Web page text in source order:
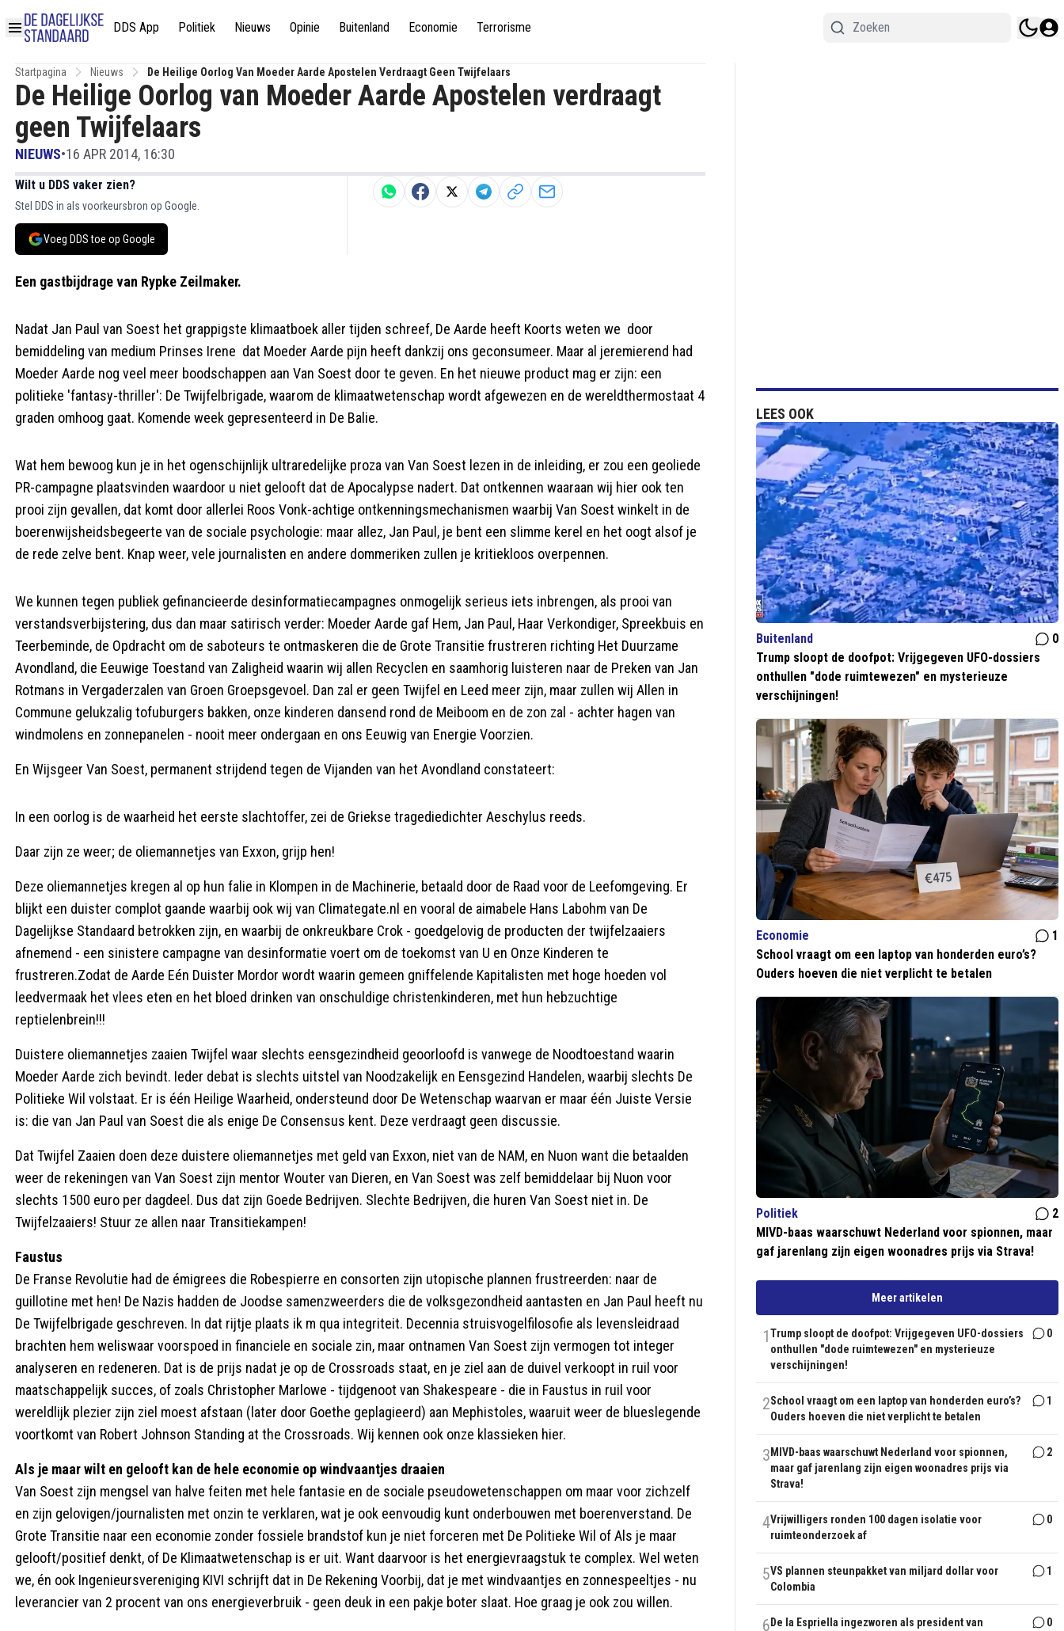
DDS App Politiek Nieuws Opinie Buitenland Economie Terrorisme
Startpagina Nieuws De Heilige Oorlog Van Moeder Aarde Apostelen Verdraagt Geen Twijfelaars
De Heilige Oorlog van Moeder Aarde Apostelen verdraagt
geen Twijfelaars
NIEUWS•16 APR 2014, 16:30
Wilt u DDS vaker zien?
Stel DDS in als voorkeursbron op Google.
Voeg DDS toe op Google
Een gastbijdrage van Rypke Zeilmaker.
Nadat Jan Paul van Soest het grappigste klimaatboek aller tijden schreef, De Aarde heeft Koorts weten we  door
bemiddeling van medium Prinses Irene  dat Moeder Aarde pijn heeft dankzij ons geconsumeer. Maar al jeremierend had
Moeder Aarde nog veel meer boodschappen aan Van Soest door te geven. En het nieuwe product mag er zijn: een
politieke 'fantasy-thriller': De Twijfelbrigade, waarom de klimaatwetenschap wordt afgewezen en de wereldthermostaat 4
graden omhoog gaat. Komende week gepresenteerd in De Balie.
Wat hem bewoog kun je in het ogenschijnlijk ultraredelijke proza van Van Soest lezen in de inleiding, er zou een geoliede
PR-campagne plaatsvinden waardoor u niet gelooft dat de Apocalypse nadert. Dat ontkennen waaraan wij hier ook ten
prooi zijn gevallen, dat komt door allerlei Roos Vonk-achtige ontkenningsmechanismen waarbij Van Soest winkelt in de
boerenwijsheidsbegeerte van de sociale psychologie: maar allez, Jan Paul, je bent een slimme kerel en het oogt alsof je
de rede zelve bent. Knap weer, vele journalisten en andere dommeriken zullen je kritiekloos overpennen.
We kunnen tegen publiek gefinancieerde desinformatiecampagnes onmogelijk serieus iets inbrengen, als prooi van
verstandsverbijstering, dus dan maar satirisch verder: Moeder Aarde gaf Hem, Jan Paul, Haar Verkondiger, Spreekbuis en
Teerbeminde, de Opdracht om de saboteurs te ontmaskeren die de Grote Transitie frustreren richting Het Duurzame
Avondland, die Eeuwige Toestand van Zaligheid waarin wij allen Recyclen en saamhorig luisteren naar de Preken van Jan
Rotmans in Vergaderzalen van Groen Groepsgevoel. Dan zal er geen Twijfel en Leed meer zijn, maar zullen wij Allen in
Commune gelukzalig tofuburgers bakken, onze kinderen dansend rond de Meiboom en de zon zal - achter hagen van
windmolens en zonnepanelen - nooit meer ondergaan en ons Eeuwig van Energie Voorzien.
En Wijsgeer Van Soest, permanent strijdend tegen de Vijanden van het Avondland constateert:
In een oorlog is de waarheid het eerste slachtoffer, zei de Griekse tragediedichter Aeschylus reeds.
Daar zijn ze weer; de oliemannetjes van Exxon, grijp hen!
Deze oliemannetjes kregen al op hun falie in Klompen in de Machinerie, betaald door de Raad voor de Leefomgeving. Er
blijkt een duister complot gaande waarbij ook wij van Climategate.nl en vooral de aimabele Hans Labohm van De
Dagelijkse Standaard betrokken zijn, en waarbij de onkreukbare Crok - goedgelovig de producten der twijfelzaaiers
afnemend - een sinistere campagne van desinformatie voert om de toekomst van U en Onze Kinderen te
frustreren.Zodat de Aarde Eén Duister Mordor wordt waarin gemeen gniffelende Kapitalisten met hoge hoeden vol
leedvermaak het vlees eten en het bloed drinken van onschuldige christenkinderen, met hun hebzuchtige
reptielenbrein!!!
Duistere oliemannetjes zaaien Twijfel waar slechts eensgezindheid geoorloofd is vanwege de Noodtoestand waarin
Moeder Aarde zich bevindt. Ieder debat is slechts uitstel van Noodzakelijk en Eensgezind Handelen, waarbij slechts De
Politieke Wil volstaat. Er is één Heilige Waarheid, ondersteund door De Wetenschap waarvan er maar één Juiste Versie
is: die van Jan Paul van Soest die als enige De Consensus kent. Deze verdraagt geen discussie.
Dat Twijfel Zaaien doen deze duistere oliemannetjes met geld van Exxon, niet van de NAM, en Nuon want die betaalden
weer de rekeningen van Van Soest zijn mentor Wouter van Dieren, en Van Soest was zelf bemiddelaar bij Nuon voor
slechts 1500 euro per dagdeel. Dus dat zijn Goede Bedrijven. Slechte Bedrijven, die huren Van Soest niet in. De
Twijfelzaaiers! Stuur ze allen naar Transitiekampen!
Faustus
De Franse Revolutie had de émigrees die Robespierre en consorten zijn utopische plannen frustreerden: naar de
guillotine met hen! De Nazis hadden de Joodse samenzweerders die de volksgezondheid aantasten en Jan Paul heeft nu
De Twijfelbrigade geschreven. In dat rijtje plaats ik m qua integriteit. Decennia struisvogelfilosofie als levensleidraad
brachten hem weliswaar voorspoed in financiele en sociale zin, maar ontnamen Van Soest zijn vermogen tot integer
analyseren en redeneren. Dat is de prijs nadat je op de Crossroads staat, en je ziel aan de duivel verkoopt in ruil voor
maatschappelijk succes, of zoals Christopher Marlowe - tijdgenoot van Shakespeare - die in Faustus in ruil voor
wereldlijk plezier zijn ziel moest afstaan (later door Goethe geplagieerd) aan Mephistoles, waaruit weer de blueslegende
voortkomt van Robert Johnson Standing at the Crossroads. Wij kennen ook onze klassieken hier.
Als je maar wilt en gelooft kan de hele economie op windvaantjes draaien
Van Soest zijn mengsel van halve feiten met hele fantasie en de sociale pseudowetenschappen om maar voor zichzelf
en zijn gelovigen/journalisten met onzin te verklaren, wat je ook eenvoudig kunt onderbouwen met boerenverstand. De
Grote Transitie naar een economie zonder fossiele brandstof kun je niet forceren met De Politieke Wil of Als je maar
gelooft/positief denkt, of De Klimaatwetenschap is er uit. Want daarvoor is het energievraagstuk te complex. Wel weten
we, én ook Ingenieursvereniging KIVI schrijft dat in De Rekening Voorbij, dat je met windvaantjes en zonnespeeltjes - nu
leverancier van 2 procent van ons energieverbruik - geen deuk in een pakje boter slaat. Hoe graag je ook zou willen.
LEES OOK
Buitenland
0
Trump sloopt de doofpot: Vrijgegeven UFO-dossiers
onthullen "dode ruimtewezen" en mysterieuze
verschijningen!
Economie
1
School vraagt om een laptop van honderden euro’s?
Ouders hoeven die niet verplicht te betalen
Politiek
2
MIVD-baas waarschuwt Nederland voor spionnen, maar
gaf jarenlang zijn eigen woonadres prijs via Strava!
Meer artikelen
1Trump sloopt de doofpot: Vrijgegeven UFO-dossiers
onthullen "dode ruimtewezen" en mysterieuze
verschijningen!
0
2School vraagt om een laptop van honderden euro’s?
Ouders hoeven die niet verplicht te betalen
1
3 MIVD-baas waarschuwt Nederland voor spionnen,
maar gaf jarenlang zijn eigen woonadres prijs via
Strava!
2
4Vrijwilligers ronden 100 dagen isolatie voor
ruimteonderzoek af
0
5VS plannen steunpakket van miljard dollar voor
Colombia
1
6 De la Espriella ingezworen als president van
0